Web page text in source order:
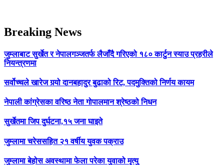
Breaking News
जुम्लाबाट सुर्खेत र नेपालगञ्जतर्फ लैजाँदै गरिएको १८० कार्टुन स्याउ प्रहरीले
नियन्त्रणमा
सर्वोच्चले खारेज गर्‍यो दानबहादुर बुढाको रिट, पदमुक्तिको निर्णय कायम
नेपाली कांग्रेसका वरिष्ठ नेता गोपालमान श्रेष्ठको निधन
सुर्खेतमा जिप दुर्घटना,१५ जना घाइते
जुम्लामा चरेससहित २१ वर्षीय युवक पक्राउ
जुम्लामा बेहोस अवस्थामा फेला परेका युवाको मृत्यु